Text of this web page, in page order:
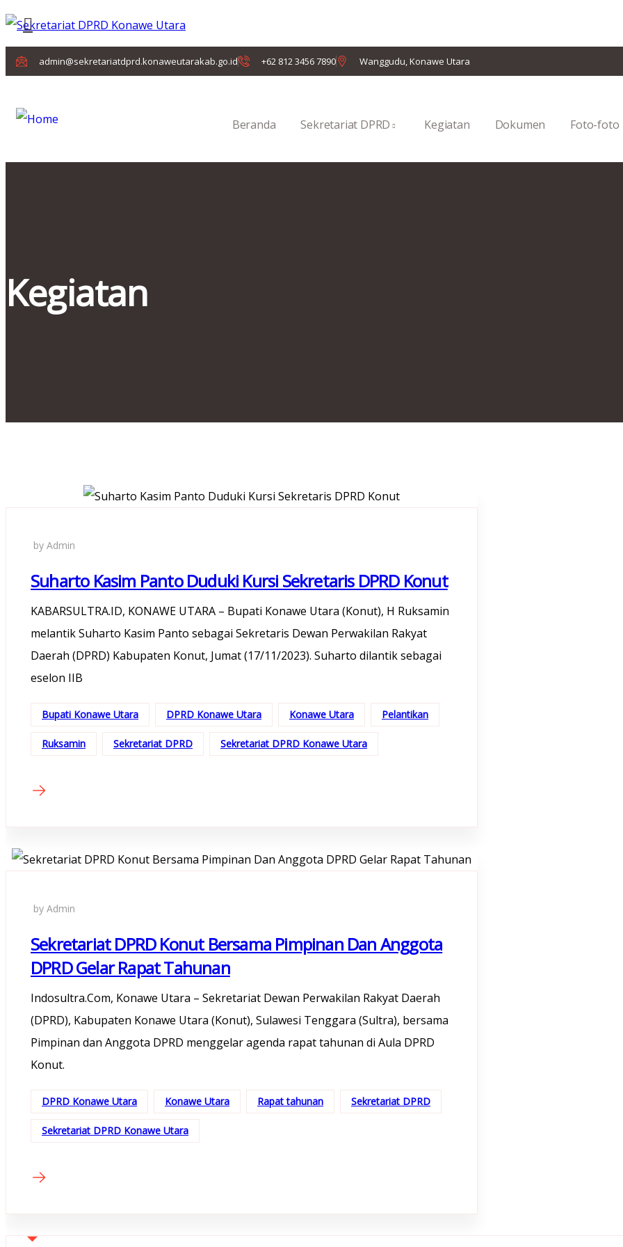
admin@sekretariatdprd.konaweutarakab.go.id +62 812 3456 7890 Wanggudu, Konawe Utara
Beranda Sekretariat DPRD Kegiatan Dokumen Foto-foto
Kegiatan
by Admin
Suharto Kasim Panto Duduki Kursi Sekretaris DPRD Konut
KABARSULTRA.ID, KONAWE UTARA – Bupati Konawe Utara (Konut), H Ruksamin
melantik Suharto Kasim Panto sebagai Sekretaris Dewan Perwakilan Rakyat
Daerah (DPRD) Kabupaten Konut, Jumat (17/11/2023). Suharto dilantik sebagai
eselon IIB
Bupati Konawe Utara DPRD Konawe Utara Konawe Utara Pelantikan
Ruksamin Sekretariat DPRD Sekretariat DPRD Konawe Utara
by Admin
Sekretariat DPRD Konut Bersama Pimpinan Dan Anggota
DPRD Gelar Rapat Tahunan
Indosultra.Com, Konawe Utara – Sekretariat Dewan Perwakilan Rakyat Daerah
(DPRD), Kabupaten Konawe Utara (Konut), Sulawesi Tenggara (Sultra), bersama
Pimpinan dan Anggota DPRD menggelar agenda rapat tahunan di Aula DPRD
Konut.
DPRD Konawe Utara Konawe Utara Rapat tahunan Sekretariat DPRD
Sekretariat DPRD Konawe Utara